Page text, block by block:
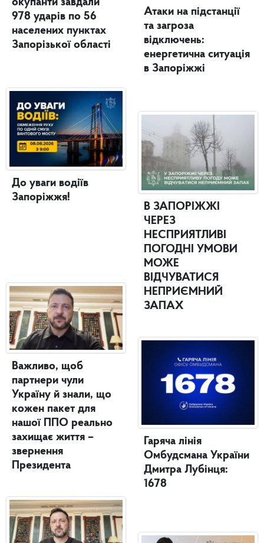
окупанти завдали
978 ударів по 56
населених пунктах
Запорізької області
До уваги водіїв
Запоріжжя!
Важливо, щоб
партнери чули
Україну й знали, що
кожен пакет для
нашої ППО реально
захищає життя –
звернення
Президента
Атаки на підстанції
та загроза
відключень:
енергетична ситуація
в Запоріжжі
В ЗАПОРІЖЖІ
ЧЕРЕЗ
НЕСПРИЯТЛИВІ
ПОГОДНІ УМОВИ
МОЖЕ
ВІДЧУВАТИСЯ
НЕПРИЄМНИЙ
ЗАПАХ
Гаряча лінія
Омбудсмана України
Дмитра Лубінця:
1678